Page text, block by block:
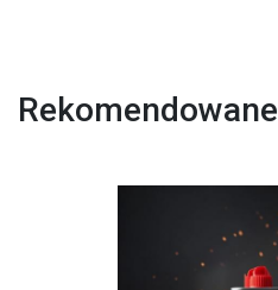
Rekomendowane